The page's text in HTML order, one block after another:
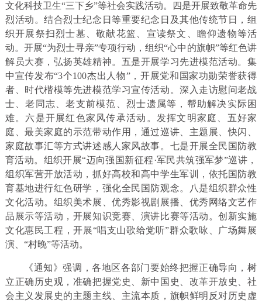
文化科技卫生“三下乡”等社会实践活动。四是开展致敬革命先
烈活动。结合烈士纪念日等重要纪念日及其他传统节日，组
织开展祭扫烈士墓、敬献花篮、宣读祭文、瞻仰遗物等活
动。开展“为烈士寻亲”专项行动，组织“心中的旗帜”等红色讲
解员大赛，弘扬英雄精神。五是开展学习先进模范活动。集
中宣传发布“3个100杰出人物”，开展党和国家功勋荣誉获得
者、时代楷模等先进模范学习宣传活动。深入走访慰问老战
士、老同志、老支前模范、烈士遗属等，帮助解决实际困
难。六是开展红色家风传承活动。发挥文明家庭、五好家
庭、最美家庭的示范带动作用，通过巡讲、主题展、快闪、
家庭故事汇等方式讲述感人家风故事。七是开展全民国防教
育活动。组织开展“迈向强国新征程·军民共筑强军梦”巡讲，
组织军营开放活动，抓好高校和高中学生军训，依托国防教
育基地进行红色研学，强化全民国防观念。八是组织群众性
文化活动。组织美术展、优秀影视剧展播、优秀网络文艺作
品展示等活动，开展知识竞赛、演讲比赛等活动。创新实施
文化惠民工程，开展“唱支山歌给党听”群众歌咏、广场舞展
演、“村晚”等活动。
《通知》强调，各地区各部门要始终把握正确导向，树
立正确历史观，准确把握党史、新中国史、改革开放史、社
会主义发展史的主题主线、主流本质，旗帜鲜明反对历史虚